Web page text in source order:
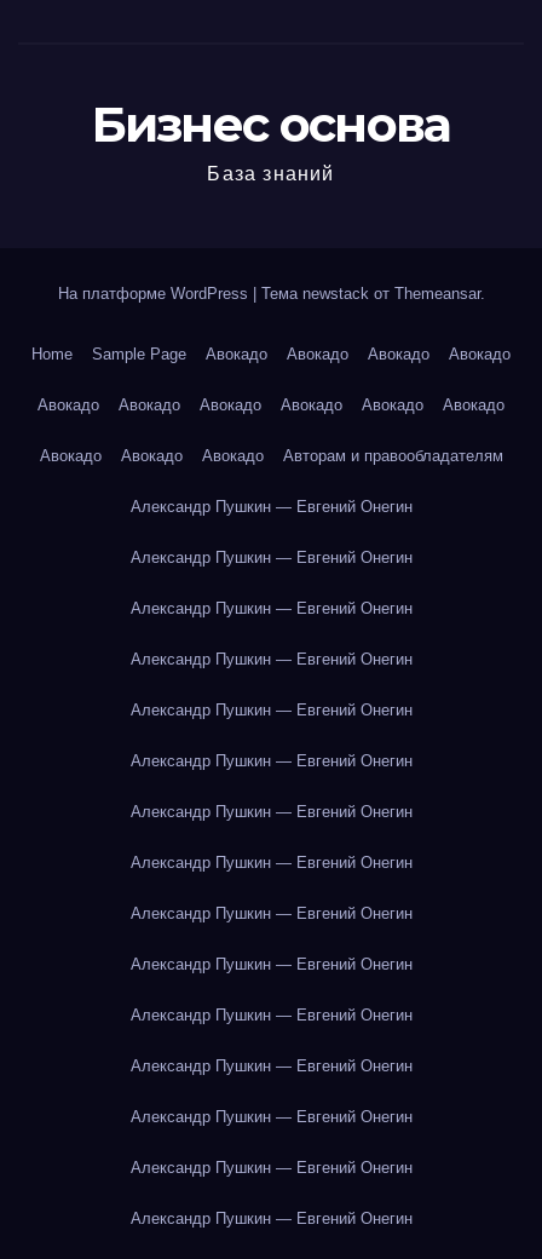
Бизнес основа
База знаний
На платформе WordPress Тема newstack от Themeansar.
Home Sample Page Авокадо Авокадо Авокадо Авокадо
Авокадо Авокадо Авокадо Авокадо Авокадо Авокадо
Авокадо Авокадо Авокадо Авторам и правообладателям
Александр Пушкин — Евгений Онегин
Александр Пушкин — Евгений Онегин
Александр Пушкин — Евгений Онегин
Александр Пушкин — Евгений Онегин
Александр Пушкин — Евгений Онегин
Александр Пушкин — Евгений Онегин
Александр Пушкин — Евгений Онегин
Александр Пушкин — Евгений Онегин
Александр Пушкин — Евгений Онегин
Александр Пушкин — Евгений Онегин
Александр Пушкин — Евгений Онегин
Александр Пушкин — Евгений Онегин
Александр Пушкин — Евгений Онегин
Александр Пушкин — Евгений Онегин
Александр Пушкин — Евгений Онегин